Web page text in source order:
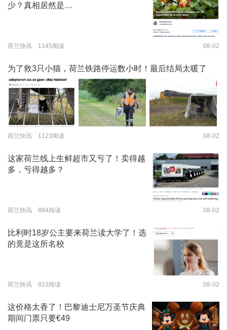
少？真相居然是…
荷兰快讯 1145阅读 08-02
为了救3只小猫，荷兰铁路停运数小时！最后结局太暖了
荷兰快讯 1123阅读 08-02
这家荷兰线上生鲜超市又亏了！卖得越
多，亏得越多？
荷兰快讯 894阅读 08-02
比利时18岁公主要来荷兰读大学了！选
的竟是这所名校
荷兰快讯 823阅读 08-02
这价格太香了！巴黎迪士尼万圣节庆典
期间门票只要€49